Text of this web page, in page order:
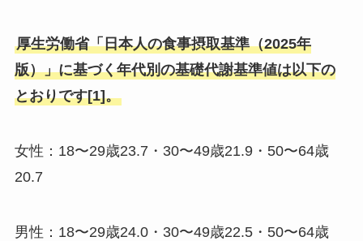
厚生労働省「日本人の食事摂取基準（2025年
版）」に基づく年代別の基礎代謝基準値は以下の
とおりです[1]。
女性：18〜29歳23.7・30〜49歳21.9・50〜64歳
20.7
男性：18〜29歳24.0・30〜49歳22.5・50〜64歳